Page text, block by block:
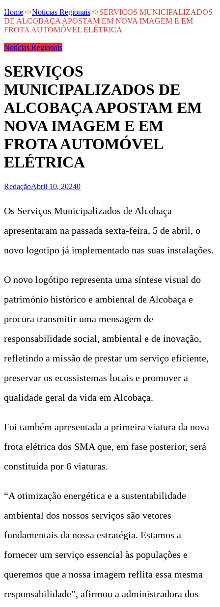
Home>>Notícias Regionais>>SERVIÇOS MUNICIPALIZADOS
DE ALCOBAÇA APOSTAM EM NOVA IMAGEM E EM
FROTA AUTOMÓVEL ELÉTRICA
Notícias Regionais
SERVIÇOS
MUNICIPALIZADOS DE
ALCOBAÇA APOSTAM EM
NOVA IMAGEM E EM
FROTA AUTOMÓVEL
ELÉTRICA
RedaçãoAbril 10, 20240
Os Serviços Municipalizados de Alcobaça
apresentaram na passada sexta-feira, 5 de abril, o
novo logotipo já implementado nas suas instalações.
O novo logótipo representa uma síntese visual do
património histórico e ambiental de Alcobaça e
procura transmitir uma mensagem de
responsabilidade social, ambiental e de inovação,
refletindo a missão de prestar um serviço eficiente,
preservar os ecossistemas locais e promover a
qualidade geral da vida em Alcobaça.
Foi também apresentada a primeira viatura da nova
frota elétrica dos SMA que, em fase posterior, será
constituída por 6 viaturas.
“A otimização energética e a sustentabilidade
ambiental dos nossos serviços são vetores
fundamentais da nossa estratégia. Estamos a
fornecer um serviço essencial às populações e
queremos que a nossa imagem reflita essa mesma
responsabilidade”, afirmou a administradora dos